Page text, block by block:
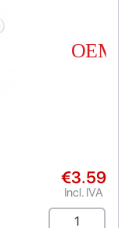
€3.59
Incl. IVA